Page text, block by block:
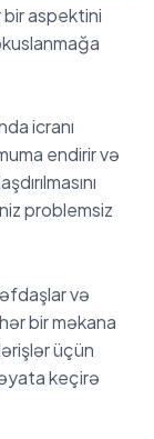
bir aspektini
icranı
endirir və
problemsiz
və
bir məkana
üçün
keçirə